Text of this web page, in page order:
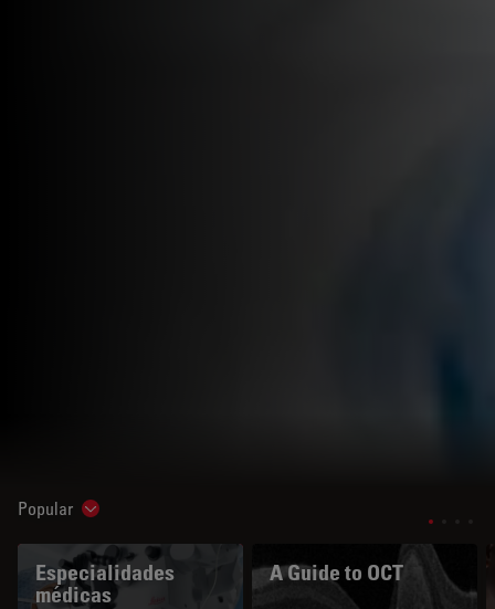
Popular Show subnavigation
Especialidades
médicas
A Guide to OCT